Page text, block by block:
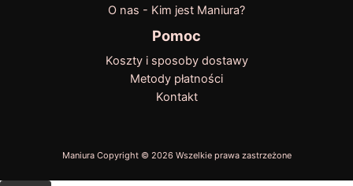
O nas - Kim jest Maniura?
Pomoc
Koszty i sposoby dostawy
Metody płatności
Kontakt